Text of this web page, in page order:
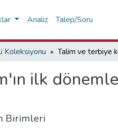
Analiz Talep/Soru
Koleksiyonu
ilk
Birimleri